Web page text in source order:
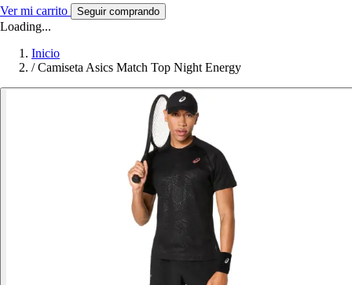
Ver mi carrito Seguir comprando
Loading...
Inicio
/ Camiseta Asics Match Top Night Energy